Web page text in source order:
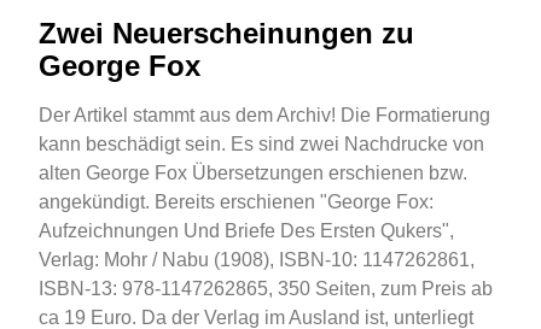
Zwei Neuerscheinungen zu
George Fox
Der Artikel stammt aus dem Archiv! Die Formatierung
kann beschädigt sein. Es sind zwei Nachdrucke von
alten George Fox Übersetzungen erschienen bzw.
angekündigt. Bereits erschienen "George Fox:
Aufzeichnungen Und Briefe Des Ersten Qukers",
Verlag: Mohr / Nabu (1908), ISBN-10: 1147262861,
ISBN-13: 978-1147262865, 350 Seiten, zum Preis ab
ca 19 Euro. Da der Verlag im Ausland ist, unterliegt